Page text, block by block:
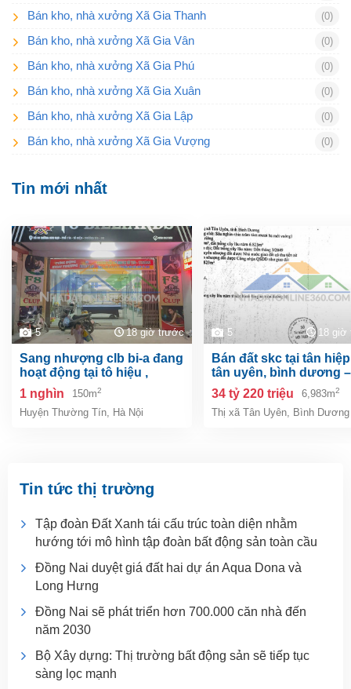
Bán kho, nhà xưởng Xã Gia Thanh (0)
Bán kho, nhà xưởng Xã Gia Vân (0)
Bán kho, nhà xưởng Xã Gia Phú (0)
Bán kho, nhà xưởng Xã Gia Xuân (0)
Bán kho, nhà xưởng Xã Gia Lập (0)
Bán kho, nhà xưởng Xã Gia Vượng (0)
Tin mới nhất
5 18 giờ trước
sang nhượng clb bi-a đang
hoạt động tại tô hiệu ,
thường tín, hà nội
1 nghìn 150m2
Huyện Thường Tín, Hà Nội
5 18 giờ
bán đất skc tại tân hiệp, tp.
tân uyên, bình dương –
6.983m²
34 tỷ 220 triệu 6,983m2
Thị xã Tân Uyên, Bình Dương
Tin tức thị trường
Tập đoàn Đất Xanh tái cấu trúc toàn diện nhằm
hướng tới mô hình tập đoàn bất động sản toàn cầu
Đồng Nai duyệt giá đất hai dự án Aqua Dona và
Long Hưng
Đồng Nai sẽ phát triển hơn 700.000 căn nhà đến
năm 2030
Bộ Xây dựng: Thị trường bất động sản sẽ tiếp tục
sàng lọc mạnh